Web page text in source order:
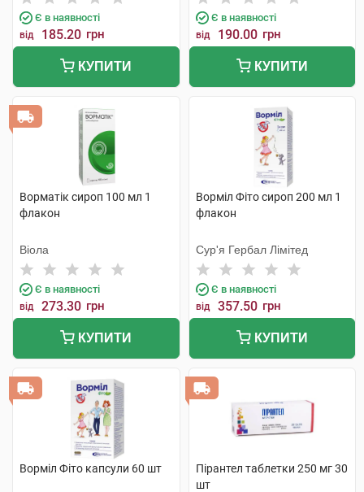
Є в наявності
від 185.20 грн
КУПИТИ
Є в наявності
від 190.00 грн
КУПИТИ
Ворматік сироп 100 мл 1
флакон
Віола
Є в наявності
від 273.30 грн
КУПИТИ
Ворміл Фіто сироп 200 мл 1
флакон
Сур'я Гербал Лімітед
Є в наявності
від 357.50 грн
КУПИТИ
Ворміл Фіто капсули 60 шт
Пірантел таблетки 250 мг 30
шт